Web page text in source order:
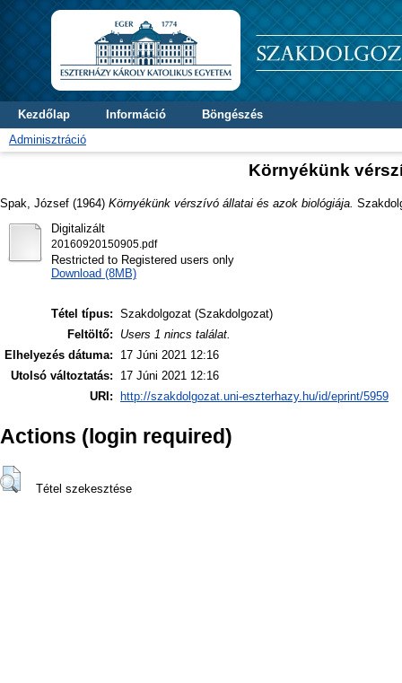
Kezdőlap Információ
Böngészés
Adminisztráció
Környékünk
Spak, József (1964) Környékünk vérszívó állatai és azok biológiája.
Digitalizált
20160920150905.pdf
Restricted to Registered users only
Download (8MB)
Tétel típus: Szakdolgozat (Szakdolgozat)
Feltöltő:
Users 1 nincs találat.
Elhelyezés dátuma:
17 Júni 2021 12:16
Utolsó változtatás:
17 Júni 2021 12:16
URI:
http://szakdolgozat.uni-eszterhazy.hu/id/eprint/5959
Actions (login required)
Tétel szekesztése